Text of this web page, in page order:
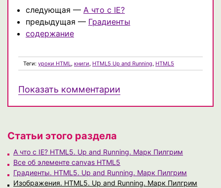
следующая — А что с IE?
предыдущая — Градиенты
содержание
Теги: уроки HTML книги HTML5 Up and Running HTML5
Показать комментарии
Статьи этого раздела
А что с IE? HTML5. Up and Running. Марк Пилгрим
Все об элементе canvas HTML5
Градиенты. HTML5. Up and Running. Марк Пилгрим
Изображения. HTML5. Up and Running. Марк Пилгрим